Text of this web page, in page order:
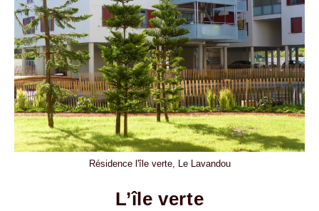
Résidence l'île verte, Le Lavandou
L’île verte